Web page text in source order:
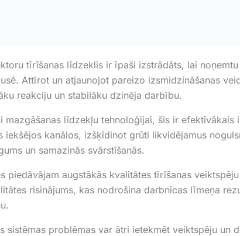
tīrīšanas līdzeklis ir īpaši izstrādāts, lai
Attīrot un atjaunojot pareizo izsmidzināšanas
reakciju un stabilāku dzinēja darbību.
mazgāšanas līdzekļu tehnoloģijai, šis ir efektīvākais
kanālos, izšķīdinot grūti likvidējamus
un samazinās svārstīšanās.
piedāvājam augstākās kvalitātes tīrīšanas
risinājums, kas nodrošina darbnīcas līmeņa
sistēmas problēmas var ātri ietekmēt veiktspēju un